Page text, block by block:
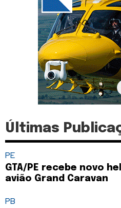
Últimas
PE
GTA/PE recebe novo
avião Grand Caravan
PB